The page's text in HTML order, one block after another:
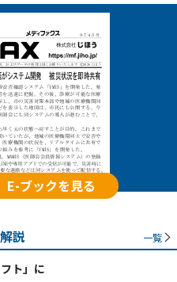
E-ブックを見る
説 一覧
ト」に